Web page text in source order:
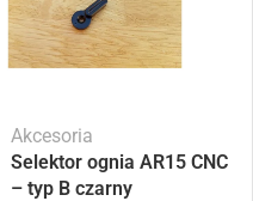
Akcesoria
Selektor ognia AR15 CNC
– typ B czarny